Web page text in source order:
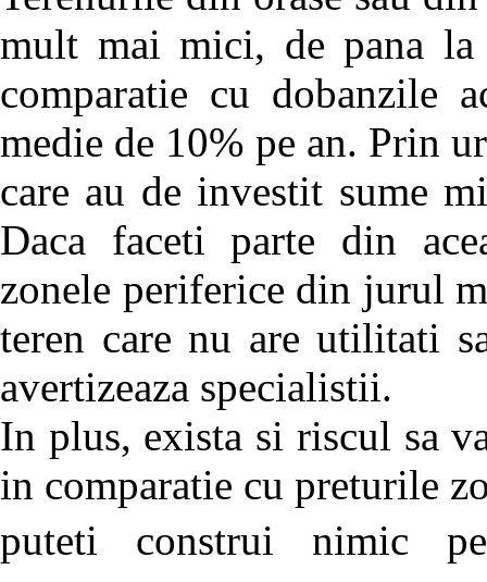
mult mai mici, de pana la
comparatie cu dobanzile
medie de 10% pe an. Prin
care au de investit sume
Daca faceti parte din
zonele periferice din jurul
teren care nu are utilitati
avertizeaza specialistii.
In plus, exista si riscul sa
in comparatie cu preturile
puteti construi nimic pe